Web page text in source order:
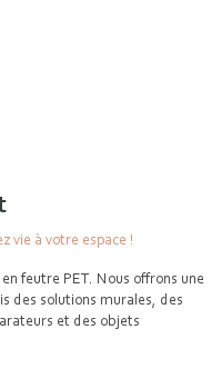
vie à votre espace !
feutre PET. Nous offrons une
des solutions murales, des
et des objets